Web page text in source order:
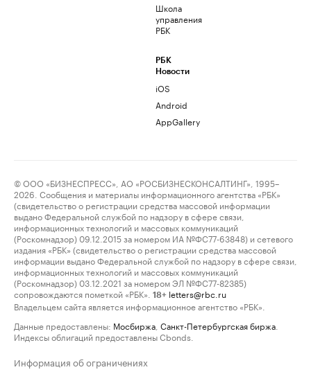
Школа
управления
РБК
РБК
Новости
iOS
Android
AppGallery
© ООО «БИЗНЕСПРЕСС», АО «РОСБИЗНЕСКОНСАЛТИНГ», 1995–
2026. Сообщения и материалы информационного агентства «РБК»
(свидетельство о регистрации средства массовой информации
выдано Федеральной службой по надзору в сфере связи,
информационных технологий и массовых коммуникаций
(Роскомнадзор) 09.12.2015 за номером ИА №ФС77-63848) и сетевого
издания «РБК» (свидетельство о регистрации средства массовой
информации выдано Федеральной службой по надзору в сфере связи,
информационных технологий и массовых коммуникаций
(Роскомнадзор) 03.12.2021 за номером ЭЛ №ФС77-82385)
сопровождаются пометкой «РБК».
18+ letters@rbc.ru
Владельцем сайта является информационное агентство «РБК».
Данные предоставлены: Мосбиржа Санкт-Петербургская биржа
Индексы облигаций предоставлены Cbonds.
Информация об ограничениях